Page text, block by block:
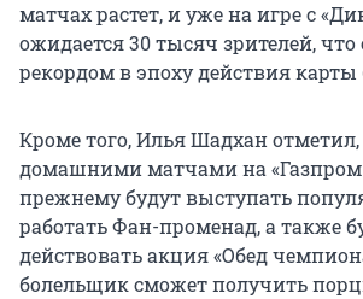
матчах растет, и уже на игре с
ожидается 30 тысяч зрителей, что
рекордом в эпоху действия
Кроме того, Илья Шадхан отметил,
домашними матчами на «Газпром
прежнему будут выступать
работать Фан-променад, а также
действовать акция «Обед
болельщик сможет получить